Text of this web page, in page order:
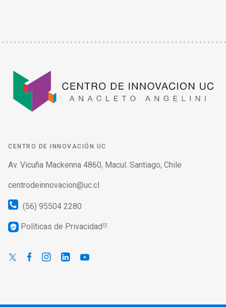
CENTRO DE INNOVACIÓN UC
Av. Vicuña Mackenna 4860, Macul. Santiago, Chile
centrodeinnovacion@uc.cl
(56) 95504 2280
verified_user Políticas de Privacidad